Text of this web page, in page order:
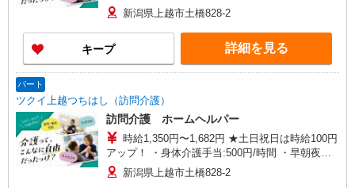
深夜手当:300円/時間 （18:00〜翌07:59の時間帯）
・ICT手当:2,000円/月 ・深夜割増は別途支給 ・ケ
ア→ケアの移動時間も賃金（時給）を支給 ※特定
事業所加算手当:60円/時間含む ※給与幅は資格・
経験等による
新潟県上越市土橋828-2
キープ 詳細を見る
パート
ツクイ上越つちはし（訪問介護）
訪問介護 ホームヘルパー
時給1,350円〜1,682円 ★土日祝日は時給100円
アップ！ ・身体介護手当:500円/時間 ・早朝夜間
深夜手当:300円/時間 （18:00〜翌07:59の時間
帯） ・ICT手当:2,000円/月 ・深夜割増は別途支給
新潟県上越市土橋828-2